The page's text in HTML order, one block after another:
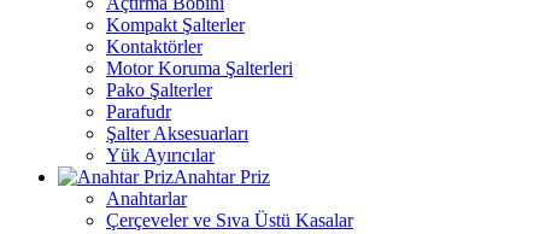
Kompakt Şalterler
Kontaktörler
Motor Koruma Şalterleri
Pako Şalterler
Parafudr
Şalter Aksesuarları
Yük Ayırıcılar
Anahtar Priz
Anahtarlar
Çerçeveler ve Sıva Üstü Kasalar